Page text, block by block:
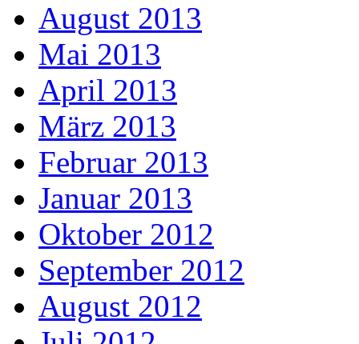
August 2013
Mai 2013
April 2013
März 2013
Februar 2013
Januar 2013
Oktober 2012
September 2012
August 2012